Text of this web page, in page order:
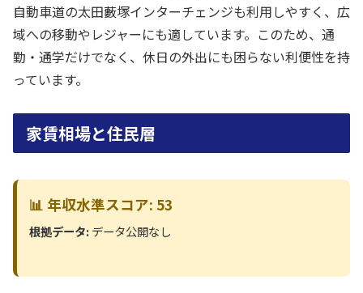
自動車道の太田藪塚インターチェンジも利用しやすく、広
域への移動やレジャーにも適しています。このため、通
勤・通学だけでなく、休日の外出にも困らない利便性を持
っています。
家賃相場と住民層
📊 年収水準スコア: 53
根拠データ:データ公開なし